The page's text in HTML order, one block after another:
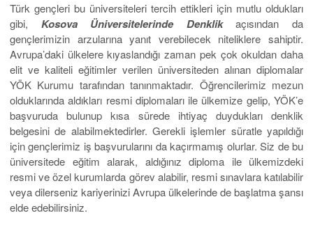
Türk gençleri bu üniversiteleri tercih ettikleri için mutlu oldukları
gibi, Kosova Üniversitelerinde Denklikaçısından da
gençlerimizin arzularına yanıt verebilecek niteliklere sahiptir.
Avrupa’daki ülkelere kıyaslandığı zaman pek çok okuldan daha
elit ve kaliteli eğitimler verilen üniversiteden alınan diplomalar
YÖK Kurumu tarafından tanınmaktadır. Öğrencilerimiz mezun
olduklarında aldıkları resmi diplomaları ile ülkemize gelip, YÖK’e
başvuruda bulunup kısa sürede ihtiyaç duydukları denklik
belgesini de alabilmektedirler. Gerekli işlemler süratle yapıldığı
için gençlerimiz iş başvurularını da kaçırmamış olurlar. Siz de bu
üniversitede eğitim alarak, aldığınız diploma ile ülkemizdeki
resmi ve özel kurumlarda görev alabilir, resmi sınavlara katılabilir
veya dilerseniz kariyerinizi Avrupa ülkelerinde de başlatma şansı
elde edebilirsiniz.